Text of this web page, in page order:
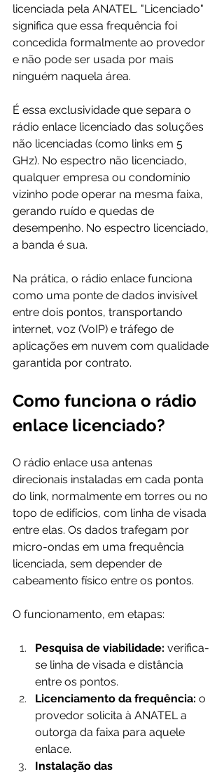
licenciada pela ANATEL. "Licenciado"
significa que essa frequência foi
concedida formalmente ao provedor
e não pode ser usada por mais
ninguém naquela área.
É essa exclusividade que separa o
rádio enlace licenciado das soluções
não licenciadas (como links em 5
GHz). No espectro não licenciado,
qualquer empresa ou condomínio
vizinho pode operar na mesma faixa,
gerando ruído e quedas de
desempenho. No espectro licenciado,
a banda é sua.
Na prática, o rádio enlace funciona
como uma ponte de dados invisível
entre dois pontos, transportando
internet, voz (VoIP) e tráfego de
aplicações em nuvem com qualidade
garantida por contrato.
Como funciona o rádio
enlace licenciado?
O rádio enlace usa antenas
direcionais instaladas em cada ponta
do link, normalmente em torres ou no
topo de edifícios, com linha de visada
entre elas. Os dados trafegam por
micro-ondas em uma frequência
licenciada, sem depender de
cabeamento físico entre os pontos.
O funcionamento, em etapas:
Pesquisa de viabilidade: verifica-
se linha de visada e distância
entre os pontos.
Licenciamento da frequência: o
provedor solicita à ANATEL a
outorga da faixa para aquele
enlace.
Instalação das